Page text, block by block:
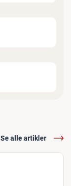
Se alle artikler